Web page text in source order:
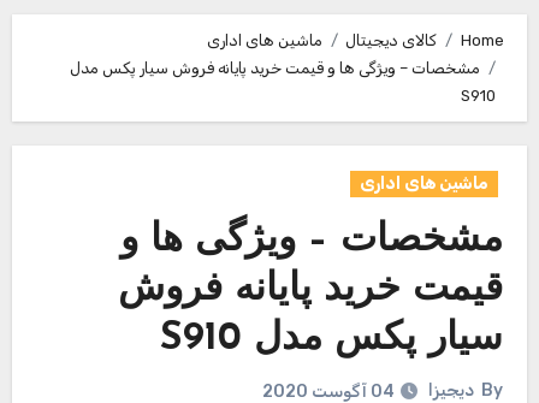
Home کالای دیجیتال
ماشین های اداری
مشخصات – ویژگی ها و قیمت خرید پایانه فروش سیار پکس مدل
S910
ماشین های اداری
مشخصات – ویژگی ها و
قیمت خرید پایانه فروش
سیار پکس مدل S910
By دیجیزا
04 آگوست 2020